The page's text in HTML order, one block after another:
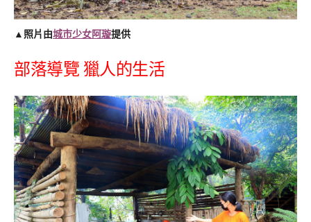
▲照片由城市少女阿璇提供
部落導覽 獵人的生活